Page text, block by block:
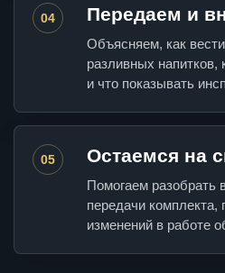
04 Передаем и
Объясняем, как
разливных напитков,
и что показывать
05 Остаемся на
Помогаем разобрать
передачи комплекта,
изменений в работе